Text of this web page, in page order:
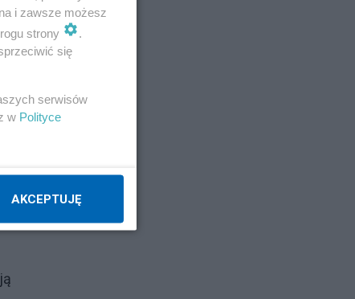
i zawsze możesz
strony
.
się
serwisów
w Polityce
AKCEPTUJĘ